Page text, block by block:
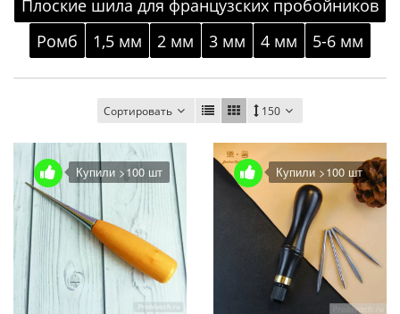
Плоские шила для французских пробойников
Ромб
1,5 мм 2 мм 3 мм 4 мм 5-6 мм
Сортировать 150
Купили >100 шт Купили >100 шт